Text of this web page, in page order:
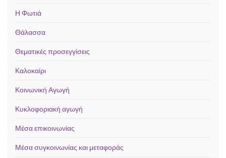
Η Φωτιά
Θάλασσα
Θεματικές προσεγγίσεις
Καλοκαίρι
Κοινωνική Αγωγή
Κυκλοφοριακή αγωγή
Μέσα επικοινωνίας
Μέσα συγκοινωνίας και μεταφοράς